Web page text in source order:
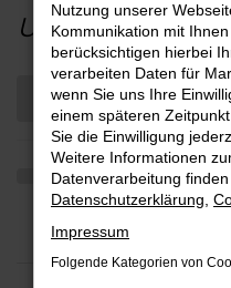
Unser
Nutzung unserer
Kommunikation mit
berücksichtigen hierbei
verarbeiten Daten für
wenn Sie uns Ihre
einem späteren
Sie die Einwilligung
Weitere Informationen
Datenverarbeitung
Datenschutzerklärung
Impressum
Folgende Kategorien von